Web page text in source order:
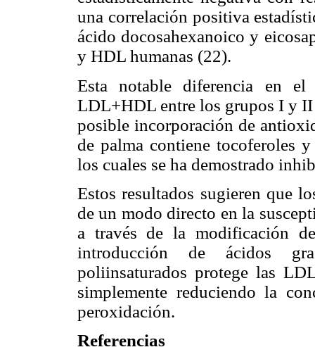
una correlación positiva
ácido docosahexanoico y
y HDL humanas (22).
Esta notable diferencia en
LDL+HDL entre los grupos I y
posible incorporación de
de palma contiene tocoferoles
los cuales se ha demostrado
Estos resultados sugieren que
de un modo directo en la
a través de la modificación
introducción de ácidos
poliinsaturados protege las
simplemente reduciendo la
peroxidación.
Referencias